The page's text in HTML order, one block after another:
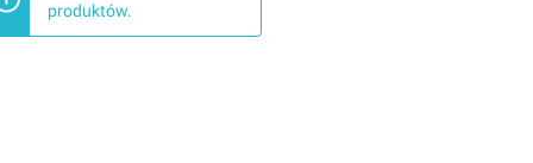
produktów.